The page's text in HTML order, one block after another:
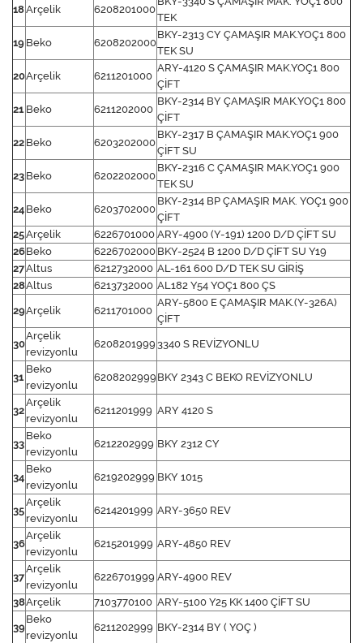
18Arçelik 6208201000
TEK
19 Beko 6208202000
BKY-2313 CY ÇAMAŞIR MAK.YOÇ1 800
TEK SU
20Arçelik 6211201000
ARY-4120 S ÇAMAŞIR MAK.YOÇ1 800
ÇİFT
21 Beko 6211202000
BKY-2314 BY ÇAMAŞIR MAK.YOÇ1 800
ÇİFT
22 Beko 6203202000
BKY-2317 B ÇAMAŞIR MAK.YOÇ1 900
ÇİFT SU
23 Beko 6202202000
BKY-2316 C ÇAMAŞIR MAK.YOÇ1 900
TEK SU
24 Beko 6203702000
BKY-2314 BP ÇAMAŞIR MAK. YOÇ1 900
ÇİFT
25Arçelik 6226701000 ARY-4900 (Y-191) 1200 D/D ÇİFT SU
26Beko 6226702000 BKY-2524 B 1200 D/D ÇİFT SU Y19
27Altus 6212732000 AL-161 600 D/D TEK SU GİRİŞ
28Altus 6213732000 AL182 Y54 YOÇ1 800 ÇS
29Arçelik 6211701000
ARY-5800 E ÇAMAŞIR MAK.(Y-326A)
ÇİFT
30
Arçelik
revizyonlu
6208201999 3340 S REVİZYONLU
31
Beko
revizyonlu
6208202999 BKY 2343 C BEKO REVİZYONLU
32
Arçelik
revizyonlu
6211201999 ARY 4120 S
33
Beko
revizyonlu
6212202999 BKY 2312 CY
34
Beko
revizyonlu
6219202999 BKY 1015
35
Arçelik
revizyonlu
6214201999 ARY-3650 REV
36
Arçelik
revizyonlu
6215201999 ARY-4850 REV
37
Arçelik
revizyonlu
6226701999 ARY-4900 REV
38Arçelik 7103770100 ARY-5100 Y25 KK 1400 ÇİFT SU
39
Beko
revizyonlu
6211202999 BKY-2314 BY ( YOÇ )